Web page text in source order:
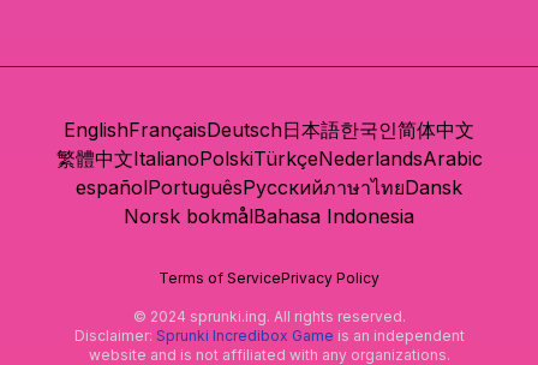
EnglishFrançaisDeutsch日本語한국인简体中文
繁體中文ItalianoPolskiTürkçeNederlandsArabic
españolPortuguêsРусскийภาษาไทยDansk
Norsk bokmålBahasa Indonesia
Terms of ServicePrivacy Policy
© 2024 sprunki.ing. All rights reserved.
Disclaimer: Sprunki Incredibox Game is an independent
website and is not affiliated with any organizations.